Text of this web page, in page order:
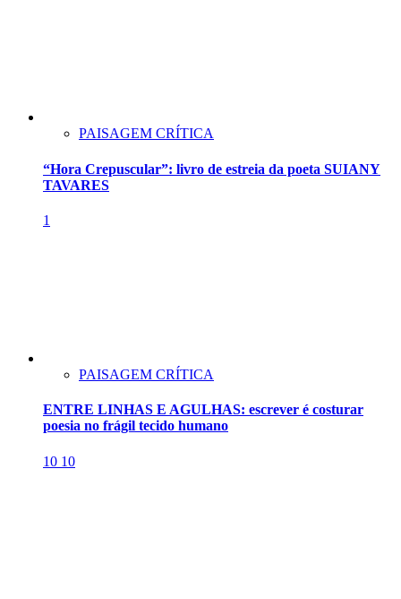
PAISAGEM CRÍTICA
“Hora Crepuscular”: livro de estreia da poeta SUIANY
TAVARES
1
PAISAGEM CRÍTICA
ENTRE LINHAS E AGULHAS: escrever é costurar
poesia no frágil tecido humano
10 10